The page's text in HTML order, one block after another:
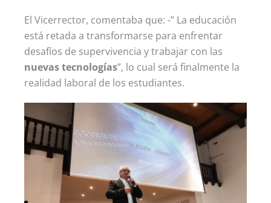
El Vicerrector, comentaba que: -” La educación
está retada a transformarse para enfrentar
desafíos de supervivencia y trabajar con las
nuevas tecnologías”, lo cual será finalmente la
realidad laboral de los estudiantes.